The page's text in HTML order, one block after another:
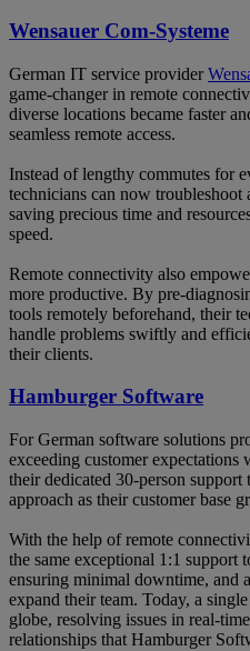
Wensauer Com-Systeme
German IT service provider
game-changer in remote
diverse locations became faster
seamless remote access.
Instead of lengthy commutes for
technicians can now troubleshoot
saving precious time and
speed.
Remote connectivity also
more productive. By pre-
tools remotely beforehand, their
handle problems swiftly and
their clients.
Hamburger Software
For German software solutions
exceeding customer
their dedicated 30-person
approach as their customer base
With the help of remote
the same exceptional 1:1 support
ensuring minimal downtime, and
expand their team. Today, a
globe, resolving issues in real-
relationships that Hamburger